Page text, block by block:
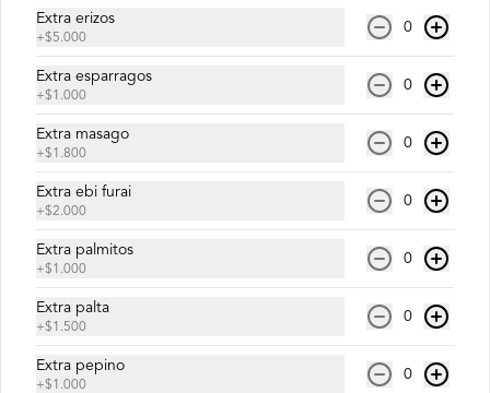
Salmón, palta y queso crema.
Pedrito Roll
Camarón furay, queso crema y palta,
envuelto en salmón con salsa unagi.
Extra erizos
+$5.000
0
Extra esparragos
+$1.000
0
Extra masago
+$1.800
0
Extra ebi furai
+$2.000
0
Extra palmitos
+$1.000
0
Extra palta
+$1.500
0
Extra pepino
+$1.000
0